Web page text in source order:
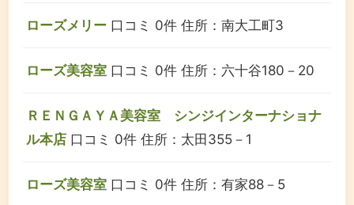
ローズメリー 口コミ 0件 住所：南大工町3
ローズ美容室 口コミ 0件 住所：六十谷180－20
ＲＥＮＧＡＹＡ美容室 シンジインターナショナ
ル本店 口コミ 0件 住所：太田355－1
ローズ美容室 口コミ 0件 住所：有家88－5